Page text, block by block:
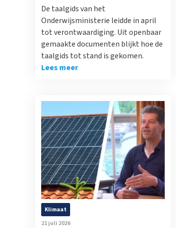
De taalgids van het
Onderwijsministerie leidde in april
tot verontwaardiging. Uit openbaar
gemaakte documenten blijkt hoe de
taalgids tot stand is gekomen.
Lees meer
Klimaat
21 juli 2026